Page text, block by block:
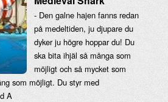
- Den galne hajen fanns redan
på medeltiden, ju djupare du
dyker ju högre hoppar du! Du
ska bita ihjäl så många som
möjligt och så mycket som
som möjligt. Du styr med
A